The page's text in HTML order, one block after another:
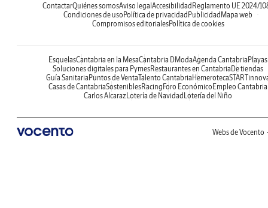
ContactarQuiénes somosAviso legalAccesibilidadReglamento UE 2024/
Condiciones de usoPolítica de privacidadPublicidadMapa web
Compromisos editorialesPolítica de cookies
EsquelasCantabria en la MesaCantabria DModaAgenda CantabriaPlayas
Soluciones digitales para PymesRestaurantes en CantabriaDe tiendas
Guía SanitariaPuntos de VentaTalento CantabriaHemeroteca
Casas de CantabriaSosteniblesRacingForo EconómicoEmpleo Cantabria
Carlos AlcarazLotería de NavidadLotería del Niño
Webs de Vocento